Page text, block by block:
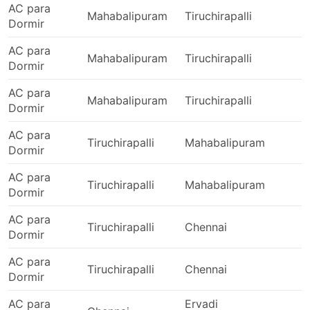
AC para
Dormir
Mahabalipuram Tiruchirapalli
AC para
Dormir
Mahabalipuram Tiruchirapalli
AC para
Dormir
Mahabalipuram Tiruchirapalli
AC para
Dormir
Tiruchirapalli Mahabalipuram
AC para
Dormir
Tiruchirapalli Mahabalipuram
AC para
Dormir
Tiruchirapalli Chennai
AC para
Dormir
Tiruchirapalli Chennai
AC para Ervadi